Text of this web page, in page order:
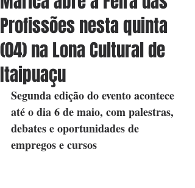
Profissões nesta quinta
(04) na Lona Cultural de
Itaipuaçu
Segunda edição do evento acontece
até o dia 6 de maio, com palestras,
debates e oportunidades de
empregos e cursos